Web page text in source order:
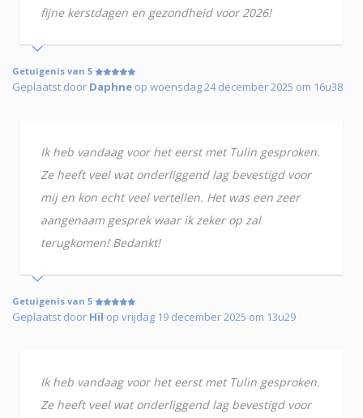
fijne kerstdagen en gezondheid voor 2026!
Getuigenis van 5
Geplaatst door Daphne op woensdag 24 december 2025 om 16u38
Ik heb vandaag voor het eerst met Tulin gesproken.
Ze heeft veel wat onderliggend lag bevestigd voor
mij en kon echt veel vertellen. Het was een zeer
aangenaam gesprek waar ik zeker op zal
terugkomen! Bedankt!
Getuigenis van 5
Geplaatst door Hil op vrijdag 19 december 2025 om 13u29
Ik heb vandaag voor het eerst met Tulin gesproken.
Ze heeft veel wat onderliggend lag bevestigd voor